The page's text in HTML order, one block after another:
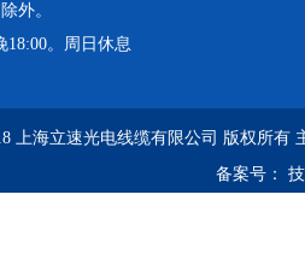
外。
18:00。周日休息
上海立速光电线缆有限公司 版权所有
备案号：